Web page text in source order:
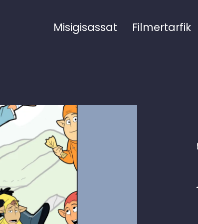
Misigisassat
Filmertarfik